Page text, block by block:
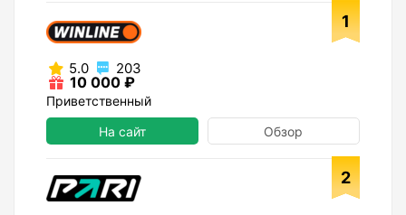
1
5.0 203
10 000 ₽
Приветственный
На сайт
Обзор
2